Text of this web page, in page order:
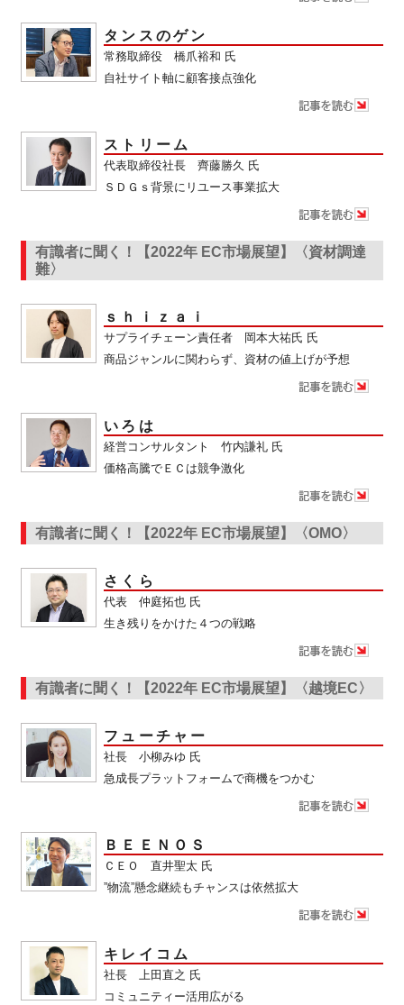
タンスのゲン
常務取締役 橋爪裕和 氏
自社サイト軸に顧客接点強化
ストリーム
代表取締役社長 齊藤勝久 氏
ＳＤＧｓ背景にリユース事業拡大
有識者に聞く！【2022年 EC市場展望】〈資材調達
難〉
ｓｈｉｚａｉ
サプライチェーン責任者 岡本大祐氏 氏
商品ジャンルに関わらず、資材の値上げが予想
いろは
経営コンサルタント 竹内謙礼 氏
価格高騰でＥＣは競争激化
有識者に聞く！【2022年 EC市場展望】〈OMO〉
さくら
代表 仲庭拓也 氏
生き残りをかけた４つの戦略
有識者に聞く！【2022年 EC市場展望】〈越境EC〉
フューチャー
社長 小柳みゆ 氏
急成長プラットフォームで商機をつかむ
ＢＥＥＮＯＳ
ＣＥＯ 直井聖太 氏
”物流”懸念継続もチャンスは依然拡大
キレイコム
社長 上田直之 氏
コミュニティー活用広がる